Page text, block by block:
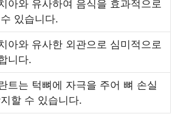
아와 유사하여 음식을 효과적으로
있습니다.
아와 유사한 외관으로 심미적으로
니다.
트는 턱뼈에 자극을 주어 뼈 손실
할 수 있습니다.